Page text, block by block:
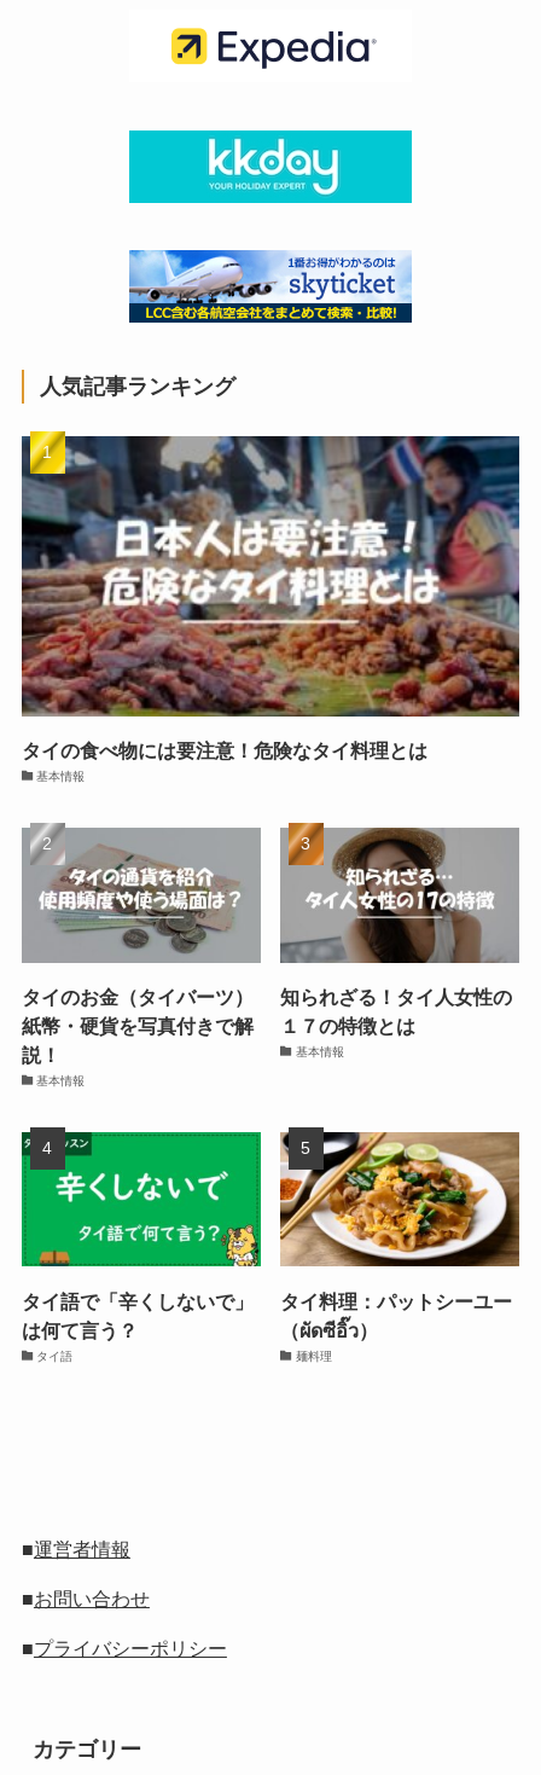
人気記事ランキング
タイの食べ物には要注意！危険なタイ料理とは
基本情報
タイのお金（タイバーツ）
紙幣・硬貨を写真付きで解
説！
基本情報
知られざる！タイ人女性の
１７の特徴とは
基本情報
タイ語で「辛くしないで」
は何て言う？
タイ語
タイ料理：パットシーユー
（ผัดซีอิ๊ว）
麺料理
■運営者情報
■お問い合わせ
■プライバシーポリシー
カテゴリー